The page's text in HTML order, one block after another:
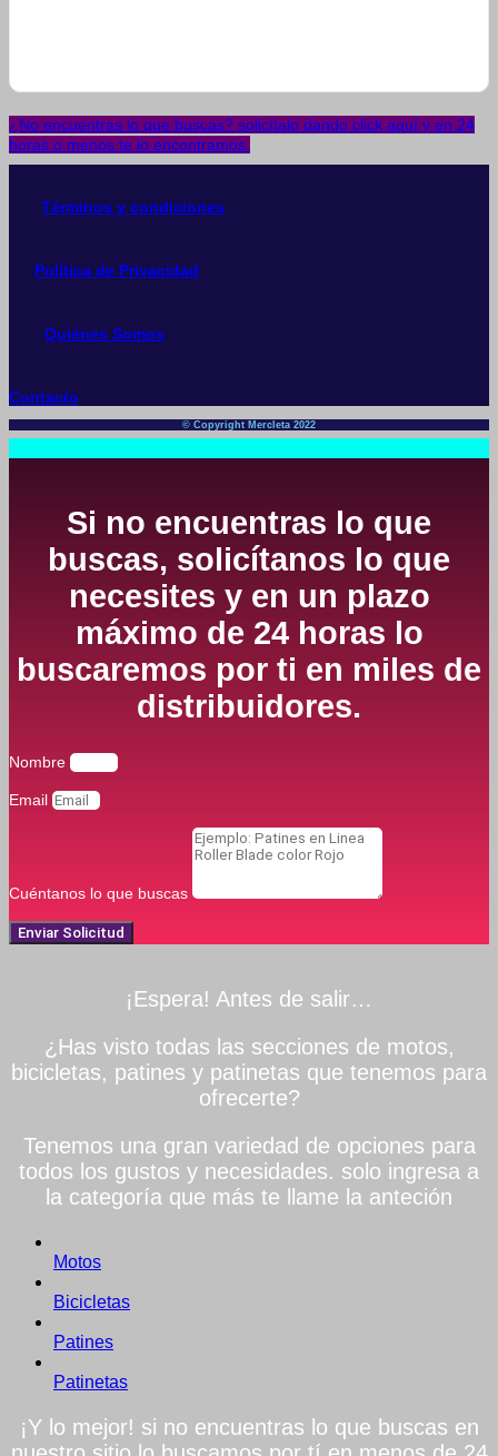
¿No encuentras lo que buscas? solicítalo dando click aquí y en 24
horas o menos te lo encontramos.
Términos y condiciones
Política de Privacidad
Quiénes Somos
Contacto
© Copyright Mercleta 2022
Si no encuentras lo que
buscas, solicítanos lo que
necesites y en un plazo
máximo de 24 horas lo
buscaremos por ti en miles de
distribuidores.
Nombre
Email
Cuéntanos lo que buscas
Enviar Solicitud
¡Espera! Antes de salir…
¿Has visto todas las secciones de motos,
bicicletas, patines y patinetas que tenemos para
ofrecerte?
Tenemos una gran variedad de opciones para
todos los gustos y necesidades. solo ingresa a
la categoría que más te llame la anteción
Motos
Bicicletas
Patines
Patinetas
¡Y lo mejor! si no encuentras lo que buscas en